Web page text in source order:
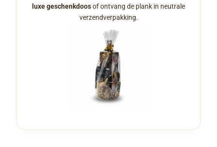
luxe geschenkdoosof ontvang de plank in neutrale
verzendverpakking.